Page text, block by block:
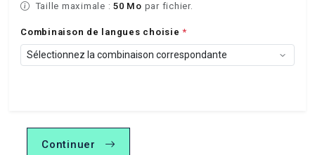
Taille maximale : 50 Mo par fichier.
Combinaison de langues choisie*
Continuer